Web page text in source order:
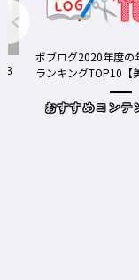
年度の年間人気記事
TOP10【美容師向けWe
コンテンツまとめ